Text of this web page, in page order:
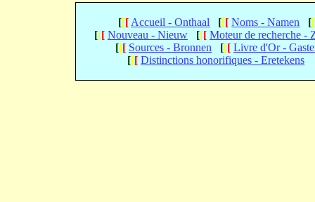
[[[ Accueil - Onthaal [[[ Noms - Namen [[
[[[ Nouveau - Nieuw [[[ Moteur de recherche -
[[[ Sources - Bronnen [[[ Livre d'Or -
[[[ Distinctions honorifiques - Eretekens